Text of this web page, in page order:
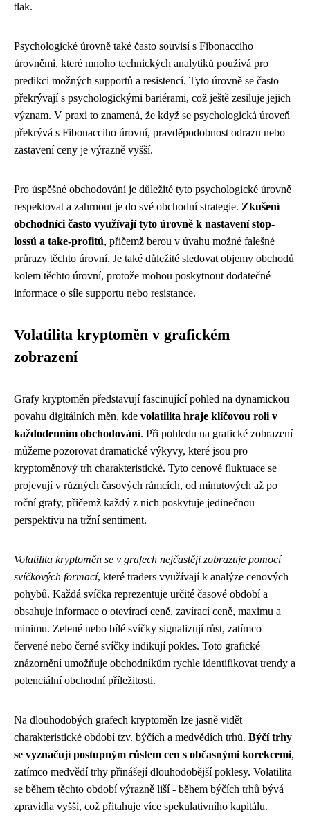
tlak.
Psychologické úrovně také často souvisí s Fibonacciho
úrovněmi, které mnoho technických analytiků používá pro
predikci možných supportů a resistencí. Tyto úrovně se často
překrývají s psychologickými bariérami, což ještě zesiluje jejich
význam. V praxi to znamená, že když se psychologická úroveň
překrývá s Fibonacciho úrovní, pravděpodobnost odrazu nebo
zastavení ceny je výrazně vyšší.
Pro úspěšné obchodování je důležité tyto psychologické úrovně
respektovat a zahrnout je do své obchodní strategie. Zkušení
obchodníci často využívají tyto úrovně k nastavení stop-
lossů a take-profitů, přičemž berou v úvahu možné falešné
průrazy těchto úrovní. Je také důležité sledovat objemy obchodů
kolem těchto úrovní, protože mohou poskytnout dodatečné
informace o síle supportu nebo resistance.
Volatilita kryptoměn v grafickém
zobrazení
Grafy kryptoměn představují fascinující pohled na dynamickou
povahu digitálních měn, kde volatilita hraje klíčovou roli v
každodenním obchodování. Při pohledu na grafické zobrazení
můžeme pozorovat dramatické výkyvy, které jsou pro
kryptoměnový trh charakteristické. Tyto cenové fluktuace se
projevují v různých časových rámcích, od minutových až po
roční grafy, přičemž každý z nich poskytuje jedinečnou
perspektivu na tržní sentiment.
Volatilita kryptoměn se v grafech nejčastěji zobrazuje pomocí
svíčkových formací, které traders využívají k analýze cenových
pohybů. Každá svíčka reprezentuje určité časové období a
obsahuje informace o otevírací ceně, zavírací ceně, maximu a
minimu. Zelené nebo bílé svíčky signalizují růst, zatímco
červené nebo černé svíčky indikují pokles. Toto grafické
znázornění umožňuje obchodníkům rychle identifikovat trendy a
potenciální obchodní příležitosti.
Na dlouhodobých grafech kryptoměn lze jasně vidět
charakteristické období tzv. býčích a medvědích trhů. Býčí trhy
se vyznačují postupným růstem cen s občasnými korekcemi,
zatímco medvědí trhy přinášejí dlouhodobější poklesy. Volatilita
se během těchto období výrazně liší - během býčích trhů bývá
zpravidla vyšší, což přitahuje více spekulativního kapitálu.